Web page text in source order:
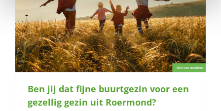
Ben jij dat fijne buurtgezin voor een
gezellig gezin uit Roermond?